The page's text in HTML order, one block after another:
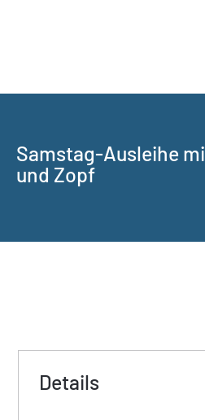
Samstag-Ausleihe
und Zopf
Details